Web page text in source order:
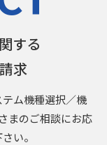
する
求
ム機種選択／機
まのご相談にお応
い。